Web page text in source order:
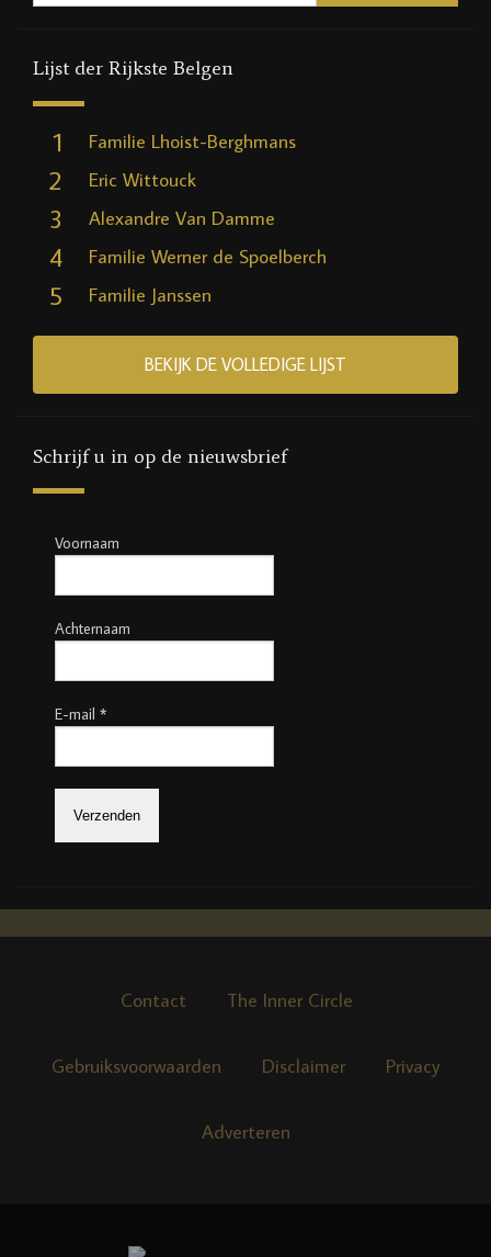
Lijst der Rijkste Belgen
1 Familie Lhoist-Berghmans
2 Eric Wittouck
3 Alexandre Van Damme
4 Familie Werner de Spoelberch
5 Familie Janssen
BEKIJK DE VOLLEDIGE LIJST
Schrijf u in op de nieuwsbrief
Voornaam
Achternaam
E-mail *
Contact The Inner Circle
Gebruiksvoorwaarden Disclaimer Privacy
Adverteren